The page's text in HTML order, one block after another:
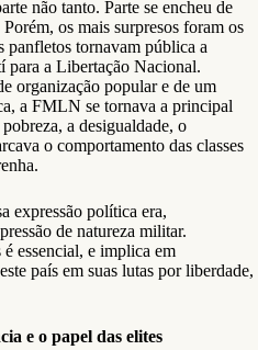
não tanto. Parte se encheu de
os mais surpresos foram os
panfletos tornavam pública a
para a Libertação Nacional.
organização popular e de um
a FMLN se tornava a principal
a desigualdade, o
o comportamento das classes
expressão política era,
de natureza militar.
essencial, e implica em
país em suas lutas por liberdade,
e o papel das elites